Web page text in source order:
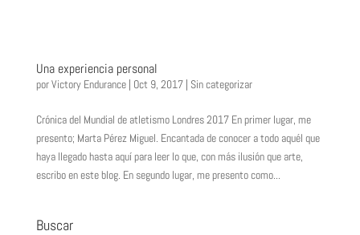
Una experiencia personal
porVictory Endurance| Oct 9, 2017| Sin categorizar
Crónica del Mundial de atletismo Londres 2017 En primer lugar, me
presento; Marta Pérez Miguel. Encantada de conocer a todo aquél que
haya llegado hasta aquí para leer lo que, con más ilusión que arte,
escribo en este blog. En segundo lugar, me presento como...
Buscar